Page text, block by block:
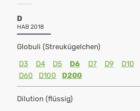
D
HAB 2018
Globuli (Streukügelchen)
D3
D4 D5 D6 D7 D9 D10
D60
D100 D200
Dilution (flüssig)